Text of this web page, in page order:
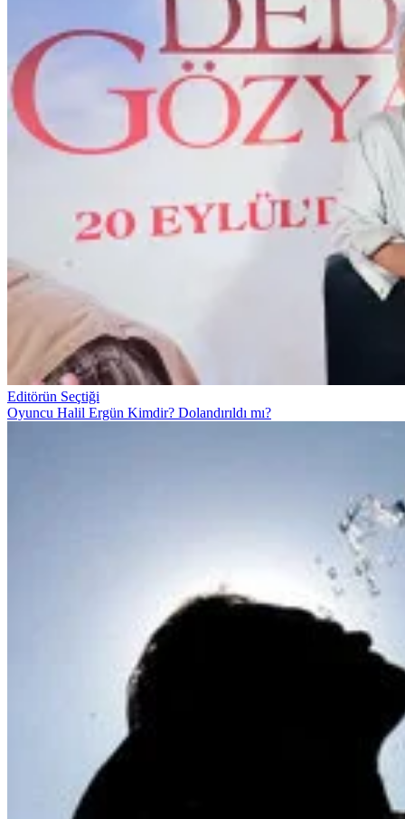
Editörün Seçtiği
Oyuncu Halil Ergün Kimdir? Dolandırıldı mı?